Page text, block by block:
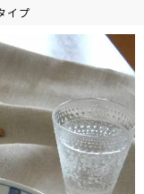
イプ